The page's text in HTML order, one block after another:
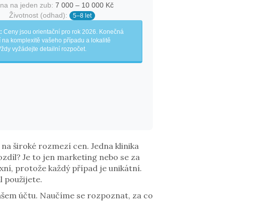
na jeden zub: 7 000– 10 000Kč
Životnost (odhad):
5–8 let
Ceny jsou orientační pro rok 2026. Konečná
na komplexitě vašeho případu a lokalitě
vyžádejte detailní rozpočet.
široké rozmezí cen. Jedna klinika
Je to jen marketing nebo se za
protože každý případ je unikátní.
použijete.
účtu. Naučíme se rozpoznat, za co